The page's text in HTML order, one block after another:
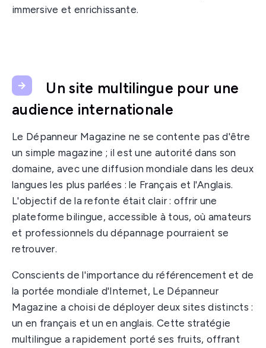
immersive et enrichissante.
Un site multilingue pour une
audience internationale
Le Dépanneur Magazine ne se contente pas d'être
un simple magazine ; il est une autorité dans son
domaine, avec une diffusion mondiale dans les deux
langues les plus parlées : le Français et l'Anglais.
L'objectif de la refonte était clair : offrir une
plateforme bilingue, accessible à tous, où amateurs
et professionnels du dépannage pourraient se
retrouver.
Conscients de l'importance du référencement et de
la portée mondiale d'Internet, Le Dépanneur
Magazine a choisi de déployer deux sites distincts :
un en français et un en anglais. Cette stratégie
multilingue a rapidement porté ses fruits, offrant